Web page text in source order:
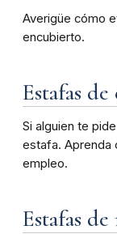
Averigüe cómo
encubierto.
Estafas
Si alguien te
estafa. Aprenda
empleo.
Estafas